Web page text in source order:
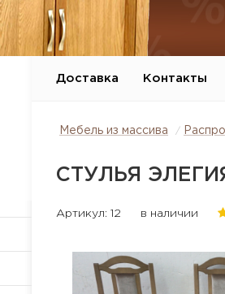
Доставка Контакты
Мебель из массива
СТУЛЬЯ
Артикул: 12 в наличии